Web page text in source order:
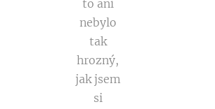
to ani
nebylo
tak
hrozný,
jak jsem
si